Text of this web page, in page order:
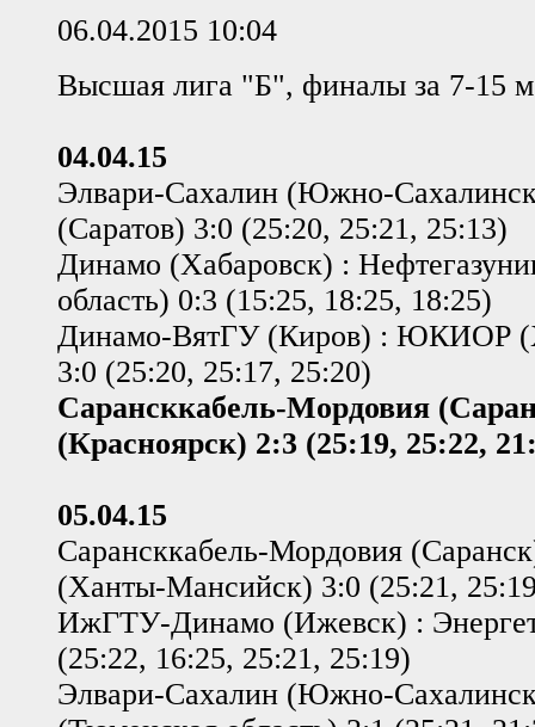
06.04.2015 10:04
Высшая лига "Б", финалы за 7-15
04.04.15
Элвари-Сахалин (Южно-
(Саратов) 3:0 (25:20, 25:21, 25:13)
Динамо (Хабаровск) :
область) 0:3 (15:25, 18:25, 18:25)
Динамо-ВятГУ (Киров) : ЮКИОР
3:0 (25:20, 25:17, 25:20)
Сарансккабель-Мордовия
(Красноярск) 2:3 (25:19, 25:22,
05.04.15
Сарансккабель-Мордовия
(Ханты-Мансийск) 3:0 (25:21,
ИжГТУ-Динамо (Ижевск) :
(25:22, 16:25, 25:21, 25:19)
Элвари-Сахалин (Южно-